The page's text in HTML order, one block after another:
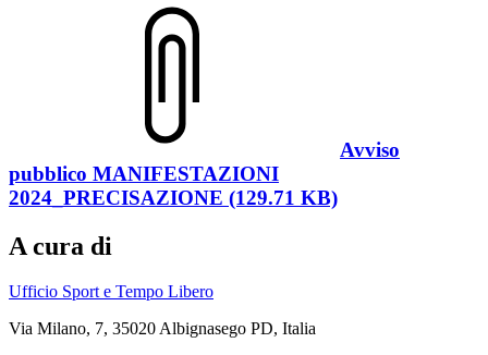
Avviso
pubblico MANIFESTAZIONI
2024_PRECISAZIONE (129.71 KB)
A cura di
Ufficio Sport e Tempo Libero
Via Milano, 7, 35020 Albignasego PD, Italia